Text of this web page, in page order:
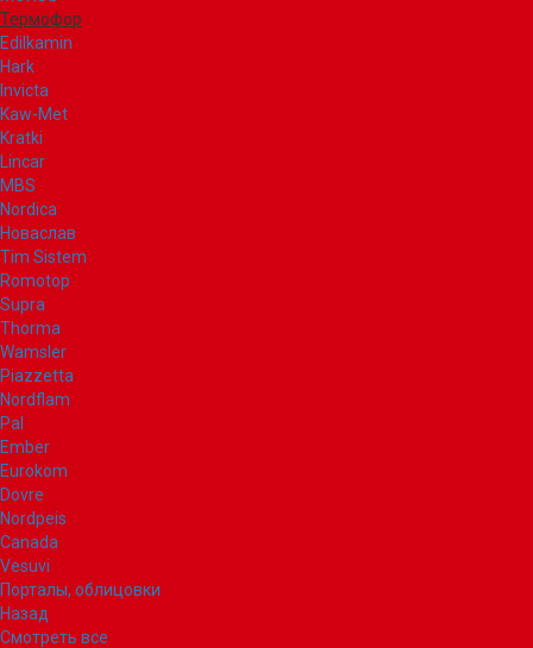
Термофор
Edilkamin
Hark
Invicta
Kaw-Met
Kratki
Lincar
MBS
Nordica
Новаслав
Tim Sistem
Romotop
Supra
Thorma
Wamsler
Piazzetta
Nordflam
Pal
Ember
Eurokom
Dovre
Nordpeis
Canada
Vesuvi
Порталы, облицовки
Назад
Смотреть все